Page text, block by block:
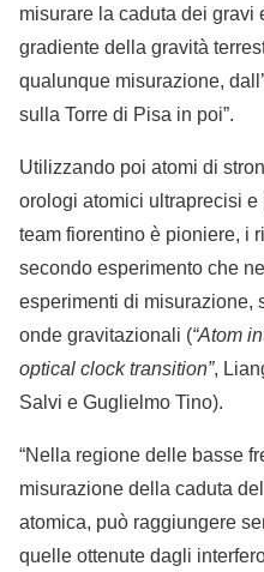
misurare la caduta dei gravi
gradiente della gravità
qualunque misurazione,
sulla Torre di Pisa in poi”.
Utilizzando poi atomi di
orologi atomici ultraprecisi e
team fiorentino è pioniere, i
secondo esperimento che
esperimenti di misurazione,
onde gravitazionali (“Atom
optical clock transition”,
Salvi e Guglielmo Tino).
“Nella regione delle basse
misurazione della caduta
atomica, può raggiungere
quelle ottenute dagli